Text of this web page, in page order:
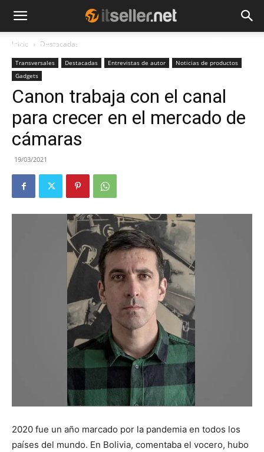
NOTICIAS TENDENCIAS
Inicio Destacadas
Transversales Destacadas Entrevistas de autor
Noticias de productos
Gadgets
Canon trabaja con el canal
para crecer en el mercado de
cámaras
19/03/2021
2020 fue un año marcado por la pandemia en todos los
países del mundo. En Bolivia, comentaba el vocero, hubo